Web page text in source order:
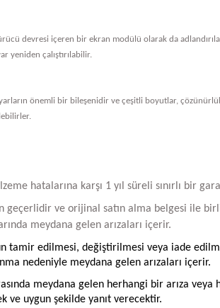
devresi içeren bir ekran modülü olarak da
yeniden çalıştırılabilir.
önemli bir bileşenidir ve çeşitli boyutlar,
hatalarına karşı 1 yıl süreli sınırlı bir
ve orijinal satın alma belgesi ile
meydana gelen arızaları içerir.
tamir edilmesi, değiştirilmesi veya iade
nedeniyle meydana gelen arızaları içerir.
meydana gelen herhangi bir arıza
ve uygun şekilde yanıt verecektir.